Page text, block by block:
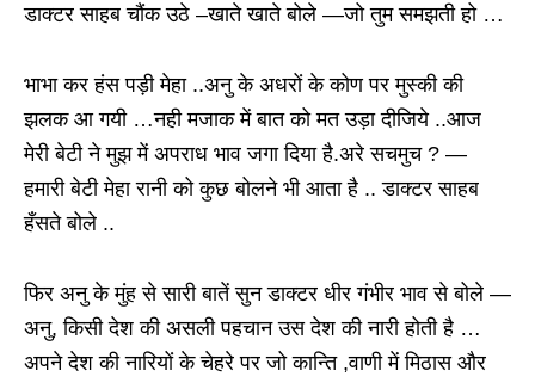
डाक्टर साहब चौंक उठे –खाते खाते बोले —जो तुम समझती हो …
भाभा कर हंस पड़ी मेहा ..अनु के अधरों के कोण पर मुस्की की
झलक आ गयी …नही मजाक में बात को मत उड़ा दीजिये ..आज
मेरी बेटी ने मुझ में अपराध भाव जगा दिया है.अरे सचमुच ? —
हमारी बेटी मेहा रानी को कुछ बोलने भी आता है .. डाक्टर साहब
हँसते बोले ..
फिर अनु के मुंह से सारी बातें सुन डाक्टर धीर गंभीर भाव से बोले —
अनु, किसी देश की असली पहचान उस देश की नारी होती है …
अपने देश की नारियों के चेहरे पर जो कान्ति ,वाणी में मिठास और